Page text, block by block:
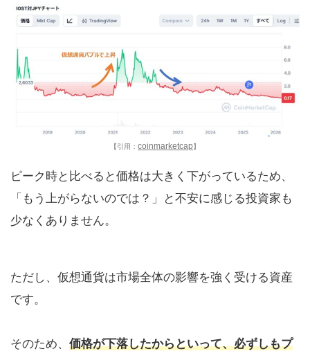
【引用： coinmarketcap】
ピーク時と比べると価格は大きく下がっているため、
「もう上がらないのでは？」と不安に感じる投資家も
少なくありません。
ただし、仮想通貨は市場全体の影響を強く受ける資産
です。
そのため、 価格が下落したからといって、必ずしもプ